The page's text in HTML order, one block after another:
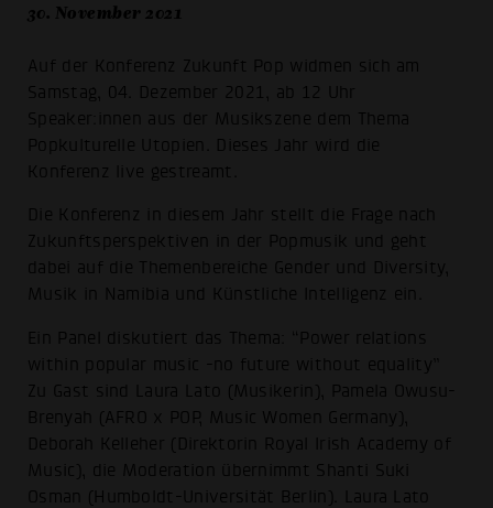
30. November 2021
Auf der Konferenz Zukunft Pop widmen sich am
Samstag, 04. Dezember 2021, ab 12 Uhr
Speaker:innen aus der Musikszene dem Thema
Popkulturelle Utopien. Dieses Jahr wird die
Konferenz live gestreamt.
Die Konferenz in diesem Jahr stellt die Frage nach
Zukunftsperspektiven in der Popmusik und geht
dabei auf die Themenbereiche Gender und Diversity,
Musik in Namibia und Künstliche Intelligenz ein.
Ein Panel diskutiert das Thema: “Power relations
within popular music -no future without equality”
Zu Gast sind Laura Lato (Musikerin), Pamela Owusu-
Brenyah (AFRO x POP, Music Women Germany),
Deborah Kelleher (Direktorin Royal Irish Academy of
Music), die Moderation übernimmt Shanti Suki
Osman (Humboldt-Universität Berlin). Laura Lato